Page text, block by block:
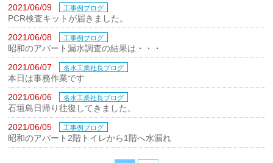
2021/06/09
工事例ブログ
PCR検査キットが届きました。
2021/06/08
工事例ブログ
昭和のアパート漏水調査の結果は・・・
2021/06/07
名水工業社長ブログ
本日は事務作業です
2021/06/06
名水工業社長ブログ
石垣島日帰り往復してきました。
2021/06/05
工事例ブログ
昭和のアパート2階トイレから1階へ水漏れ